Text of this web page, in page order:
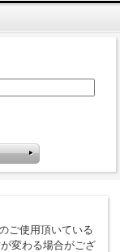
ご使用頂いている
変わる場合がござ